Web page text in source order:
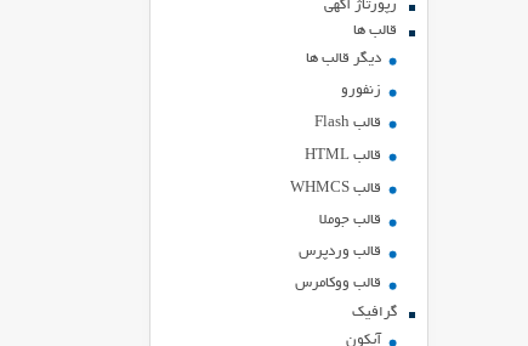
رپورتاژ آگهی
قالب ها
دیگر قالب ها
زنفورو
قالب Flash
قالب HTML
قالب WHMCS
قالب جوملا
قالب وردپرس
قالب ووکامرس
گرافیک
آیکون